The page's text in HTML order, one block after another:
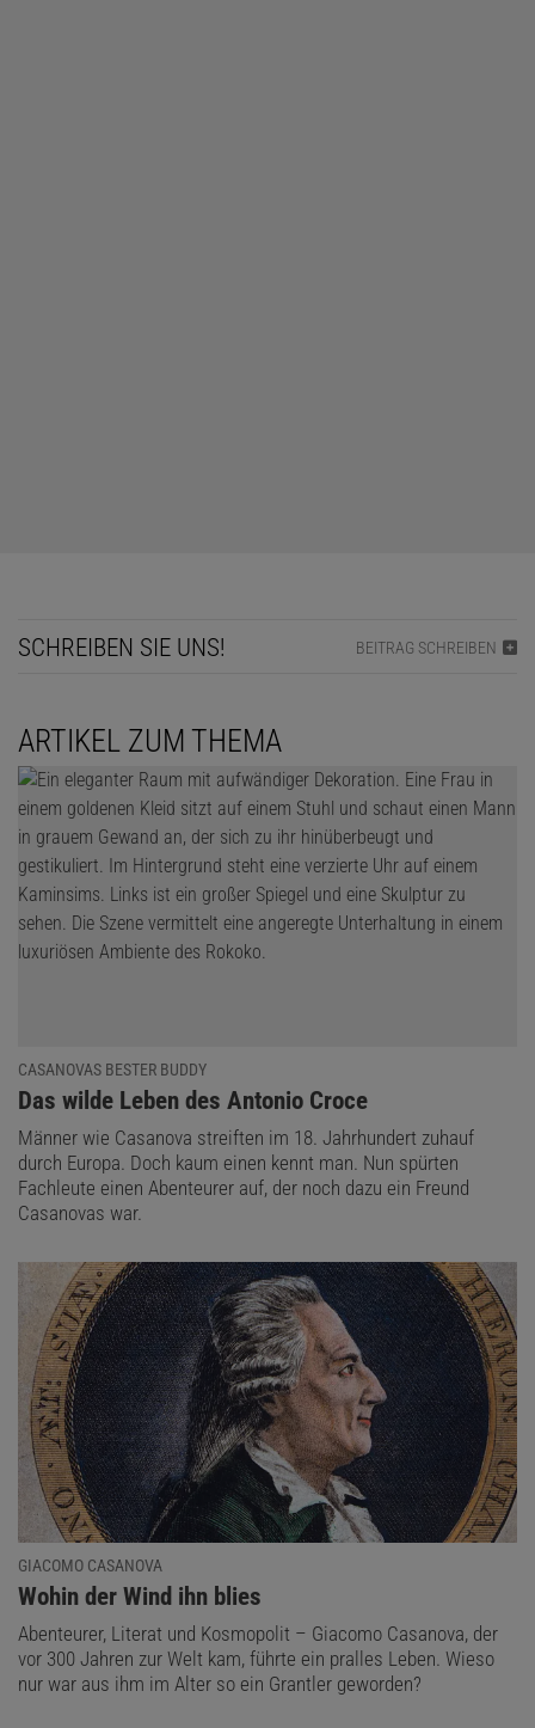
SCHREIBEN SIE UNS! BEITRAG SCHREIBEN
ARTIKEL ZUM THEMA
CASANOVAS BESTER BUDDY
:
Das wilde Leben des Antonio Croce
Männer wie Casanova streiften im 18. Jahrhundert zuhauf
durch Europa. Doch kaum einen kennt man. Nun spürten
Fachleute einen Abenteurer auf, der noch dazu ein Freund
Casanovas war.
GIACOMO CASANOVA
:
Wohin der Wind ihn blies
Abenteurer, Literat und Kosmopolit – Giacomo Casanova, der
vor 300 Jahren zur Welt kam, führte ein pralles Leben. Wieso
nur war aus ihm im Alter so ein Grantler geworden?